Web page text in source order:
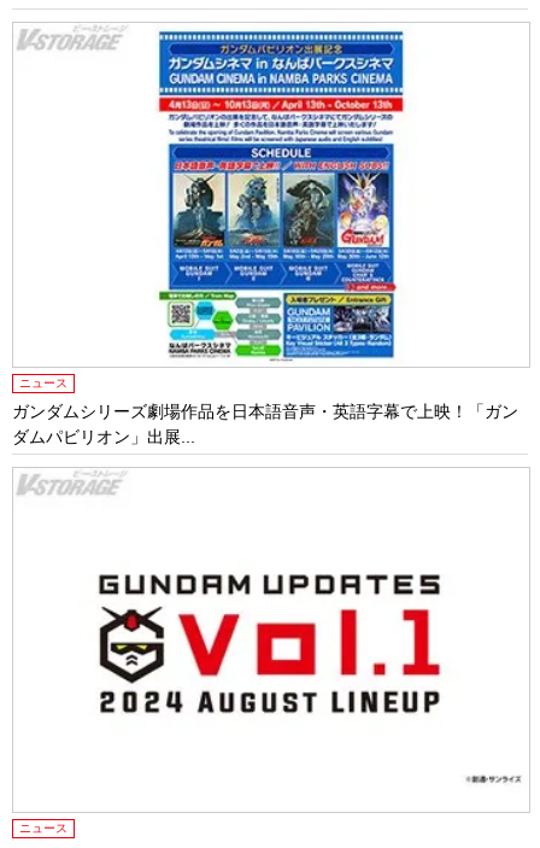
ニュース
ガンダムシリーズ劇場作品を日本語音声・英語字幕で上映！「ガン
ダムパビリオン」出展...
ニュース